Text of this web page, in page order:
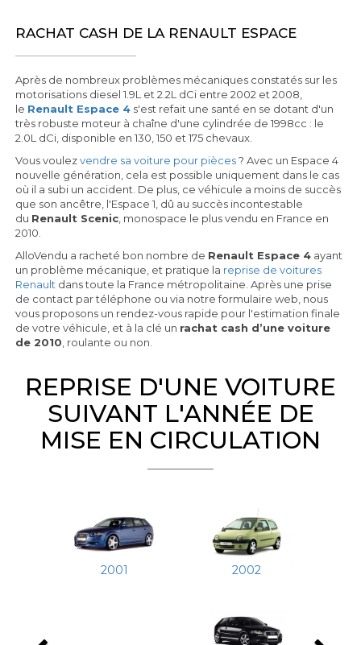
RACHAT CASH DE LA RENAULT ESPACE
Après de nombreux problèmes mécaniques constatés sur les
motorisations diesel 1.9L et 2.2L dCi entre 2002 et 2008,
le Renault Espace 4 s'est refait une santé en se dotant d'un
très robuste moteur à chaîne d'une cylindrée de 1998cc : le
2.0L dCi, disponible en 130, 150 et 175 chevaux.
Vous voulezvendre sa voiture pour pièces? Avec un Espace 4
nouvelle génération, cela est possible uniquement dans le cas
où il a subi un accident. De plus, ce véhicule a moins de succès
que son ancêtre, l'Espace 1, dû au succès incontestable
du Renault Scenic , monospace le plus vendu en France en
2010.
AlloVendu a racheté bon nombre de Renault Espace 4 ayant
un problème mécanique, et pratique la reprise de voitures
Renault dans toute la France métropolitaine. Après une prise
de contact par téléphone ou via notre formulaire web, nous
vous proposons un rendez-vous rapide pour l'estimation finale
de votre véhicule, et à la clé un rachat cash d’une voiture
de 2010 , roulante ou non.
REPRISE D'UNE VOITURE
SUIVANT L'ANNÉE DE
MISE EN CIRCULATION
2001 2002